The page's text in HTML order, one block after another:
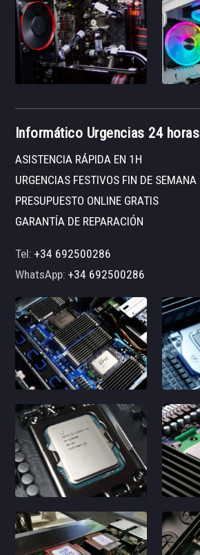
Informático Urgencias 24 horas
ASISTENCIA RÁPIDA EN 1H
URGENCIAS FESTIVOS FIN DE SEMANA
PRESUPUESTO ONLINE GRATIS
GARANTÍA DE REPARACIÓN
Tel:+34 692500286
WhatsApp:+34 692500286